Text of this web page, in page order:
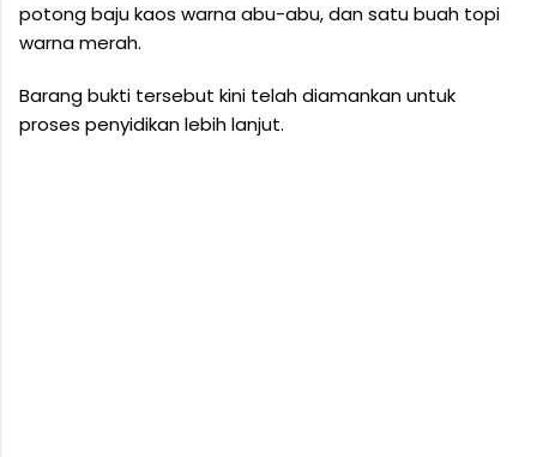
potong baju kaos warna abu-abu, dan satu buah topi
warna merah.
Barang bukti tersebut kini telah diamankan untuk
proses penyidikan lebih lanjut.